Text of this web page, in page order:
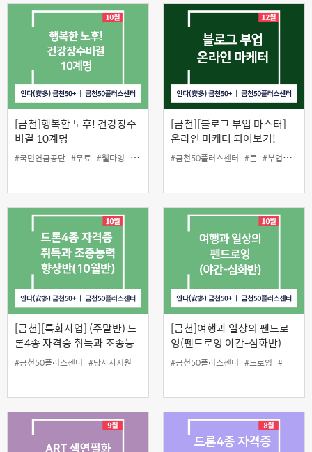
[금천]행복한 노후! 건강장수
비결 10계명
#국민연금공단 #무료 #웰다잉 #인생설계
[금천][블로그 부업 마스터]
온라인 마케터 되어보기!
#금천50플러스센터 #돈 #부업 #원데
[금천][특화사업] (주말반) 드
론4종 자격증 취득과 조종능
력 향상반(10월반)
#금천50플러스센터 #당사자지원 #드론4종
[금천]여행과 일상의 펜드로
잉(펜드로잉 야간-심화반)
#금천50플러스센터 #드로잉 #야간강의